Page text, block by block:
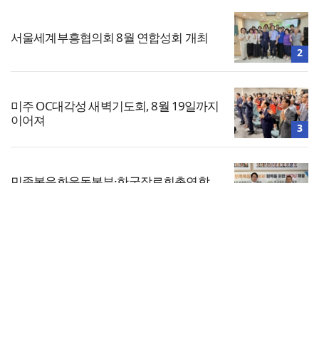
서울세계부흥협의회 8월 연합성회 개최
2
미주 OC대각성 새벽기도회, 8월 19일까지
이어져
3
민족복음화운동본부·한국장로회총연합